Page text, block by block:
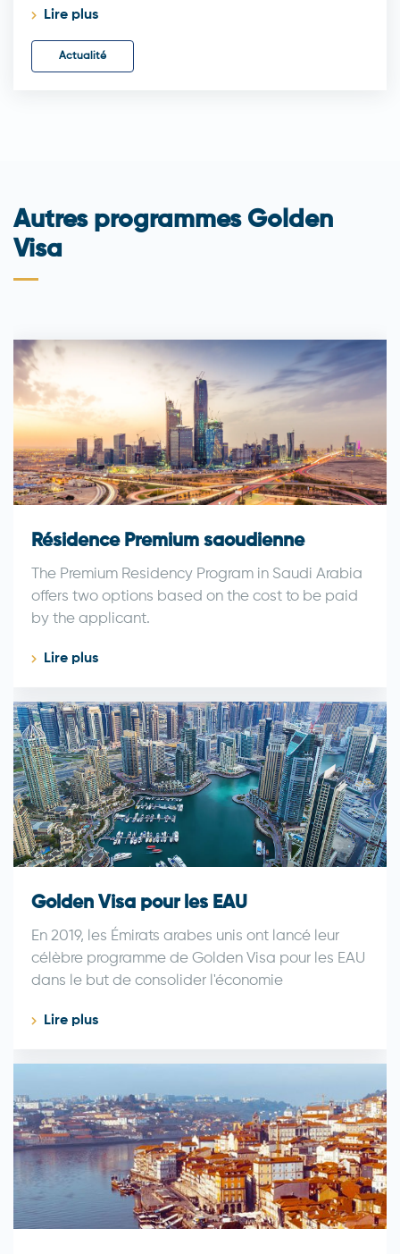
Lire plus
Actualité
Autres programmes Golden
Visa
Résidence Premium saoudienne
The Premium Residency Program in Saudi Arabia
offers two options based on the cost to be paid
by the applicant.
Lire plus
Golden Visa pour les EAU
En 2019, les Émirats arabes unis ont lancé leur
célèbre programme de Golden Visa pour les EAU
dans le but de consolider l'économie
Lire plus